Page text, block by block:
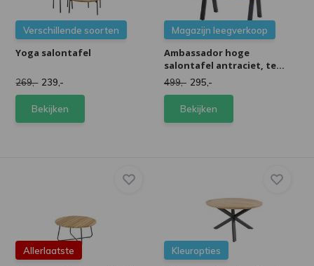
Verschillende soorten
Yoga salontafel
269,- 239,-
Bekijken
Magazijn leegverkoop
Ambassador hoge
salontafel antraciet, te...
499,- 295,-
Bekijken
Allerlaatste Kleuropties